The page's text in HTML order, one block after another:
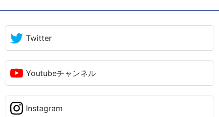
Twitter
Youtubeチャンネル
Instagram